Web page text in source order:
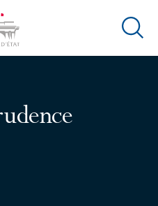
Ouvrir